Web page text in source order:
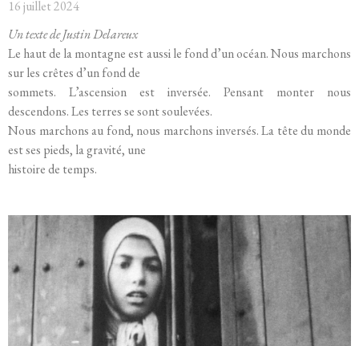
16 juillet 2024
Un texte de Justin Delareux
Le haut de la montagne est aussi le fond d’un océan. Nous marchons
sur les crêtes d’un fond de
sommets. L’ascension est inversée. Pensant monter nous
descendons. Les terres se sont soulevées.
Nous marchons au fond, nous marchons inversés. La tête du monde
est ses pieds, la gravité, une
histoire de temps.